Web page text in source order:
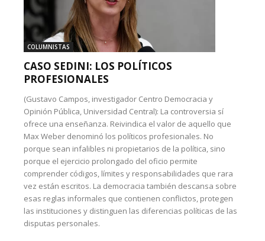
COLUMNISTAS
CASO SEDINI: LOS POLÍTICOS
PROFESIONALES
(Gustavo Campos, investigador Centro Democracia y
Opinión Pública, Universidad Central): La controversia sí
ofrece una enseñanza. Reivindica el valor de aquello que
Max Weber denominó los políticos profesionales. No
porque sean infalibles ni propietarios de la política, sino
porque el ejercicio prolongado del oficio permite
comprender códigos, límites y responsabilidades que rara
vez están escritos. La democracia también descansa sobre
esas reglas informales que contienen conflictos, protegen
las instituciones y distinguen las diferencias políticas de las
disputas personales.